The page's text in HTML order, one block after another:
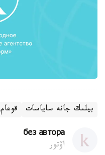
بيلىك جانە ساياسات قوعام
без автора
اۆتور